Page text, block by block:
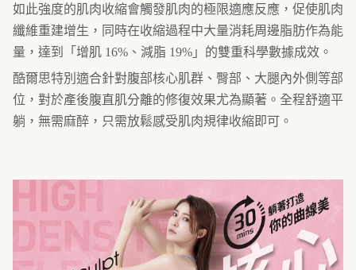
如此強度的肌肉收縮會觸發肌肉的極限適應反應，促使肌肉
纖維重建增生，同時在收縮過程中大量消耗周邊脂肪作為能
量，達到「增肌 16%、減脂 19%」的雙重科學數據成效。
酷爾思特別適合針對腹部核心肌群、臀部、大腿內外側等部
位，對於產後腹直肌分離的修復效果尤為顯著。全程舒適平
躺，無需麻醉，只需放鬆感受肌肉規律收縮即可。